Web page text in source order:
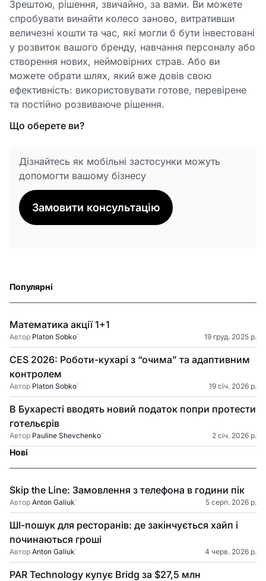
Зрештою, рішення, звичайно, за вами. Ви можете
спробувати винайти колесо заново, витративши
величезні кошти та час, які могли б бути інвестовані
у розвиток вашого бренду, навчання персоналу або
створення нових, неймовірних страв. Або ви
можете обрати шлях, який вже довів свою
ефективність: використовувати готове, перевірене
та постійно розвиваюче рішення.
Що оберете ви?
Дізнайтесь як мобільні застосунки можуть
допомогти вашому бізнесу
Замовити консультацію
Популярні
Математика акції 1+1
Автор Platon Sobko` 19 груд. 2025 р.
CES 2026: Роботи-кухарі з “очима” та адаптивним
контролем
Автор Platon Sobko` 19 січ. 2026 р.
В Бухаресті вводять новий податок попри протести
готельєрів
Автор Pauline Shevchenko` 2 січ. 2026 р.
Нові
Skip the Line: Замовлення з телефона в години пік
Автор Anton Galiuk` 5 серп. 2026 р.
ШІ-пошук для ресторанів: де закінчується хайп і
починаються гроші
Автор Anton Galiuk` 4 черв. 2026 р.
PAR Technology купує Bridg за $27,5 млн